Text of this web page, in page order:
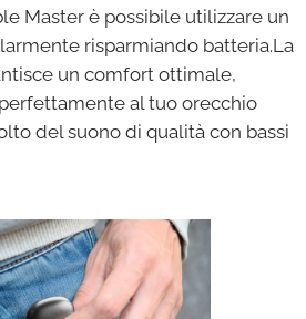
Master è possibile utilizzare un
risparmiando batteria.La
un comfort ottimale,
al tuo orecchio
del suono di qualità con bassi